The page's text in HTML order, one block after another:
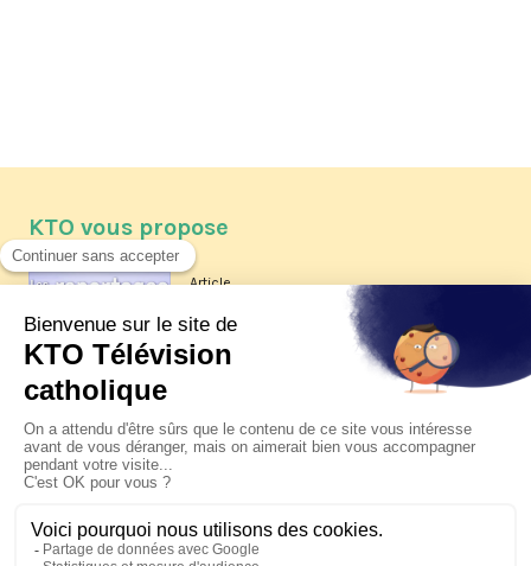
KTO vous propose
Article
Les reportages d'été 2026 de KTO
La visite pastorale du pape Léon
XIV à Assise à suivre sur KTO le
jeudi 6 août
Le pape en Uruguay, Argentine et
Pérou du 6 au 17 novembre 2026